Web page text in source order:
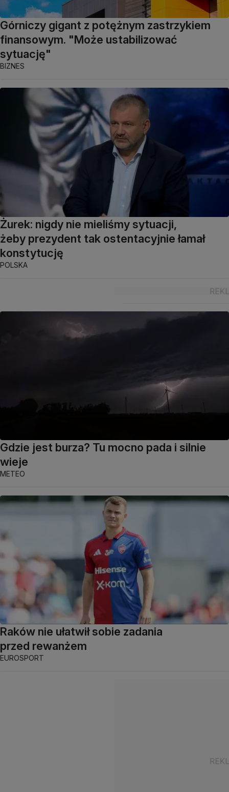
Górniczy gigant z potężnym zastrzykiem
finansowym. "Może ustabilizować
sytuację"
BIZNES
Żurek: nigdy nie mieliśmy sytuacji,
żeby prezydent tak ostentacyjnie łamał
konstytucję
POLSKA
Gdzie jest burza? Tu mocno pada i silnie
wieje
METEO
Raków nie ułatwił sobie zadania
przed rewanżem
EUROSPORT